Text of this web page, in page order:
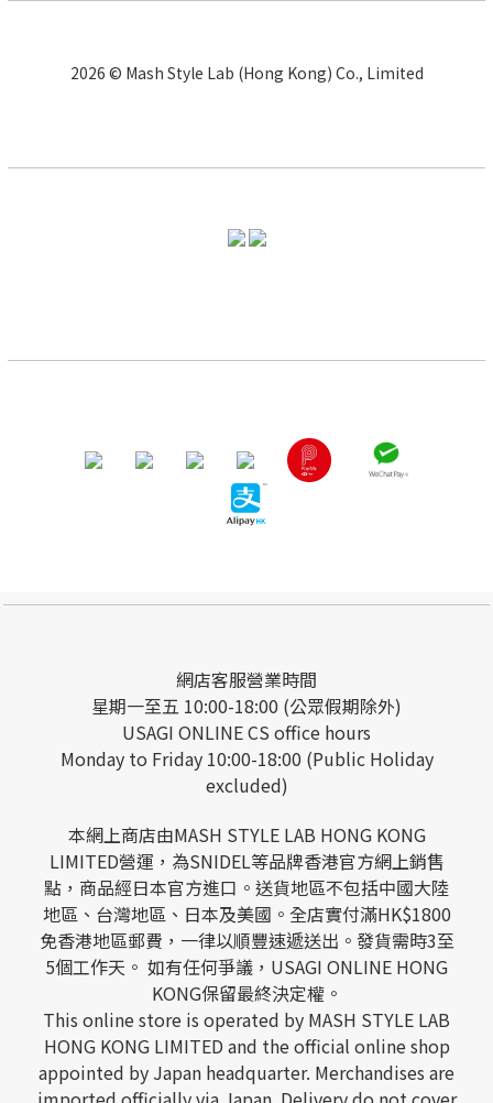
2026 © Mash Style Lab (Hong Kong) Co., Limited
網店客服營業時間
星期一至五 10:00-18:00 (公眾假期除外)
USAGI ONLINE CS office hours
Monday to Friday 10:00-18:00 (Public Holiday
excluded)
本網上商店由MASH STYLE LAB HONG KONG
LIMITED營運，為SNIDEL等品牌香港官方網上銷售
點，商品經日本官方進口。送貨地區不包括中國大陸
地區、台灣地區、日本及美國。全店實付滿HK$1800
免香港地區郵費，一律以順豐速遞送出。發貨需時3至
5個工作天。 如有任何爭議，USAGI ONLINE HONG
KONG保留最終決定權。
This online store is operated by MASH STYLE LAB
HONG KONG LIMITED and the official online shop
appointed by Japan headquarter. Merchandises are